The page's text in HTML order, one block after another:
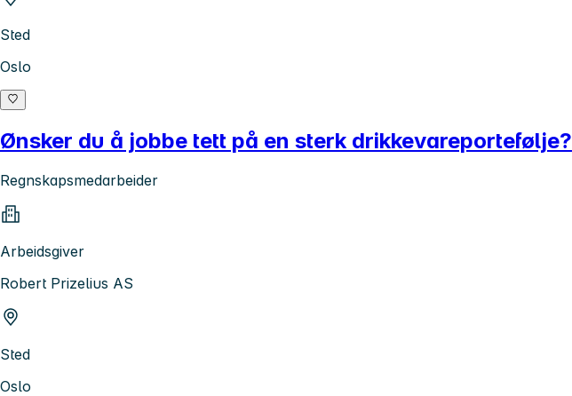
Sted
Oslo
Ønsker du å jobbe tett på en sterk drikkevareportefølje?
Regnskapsmedarbeider
Arbeidsgiver
Robert Prizelius AS
Sted
Oslo